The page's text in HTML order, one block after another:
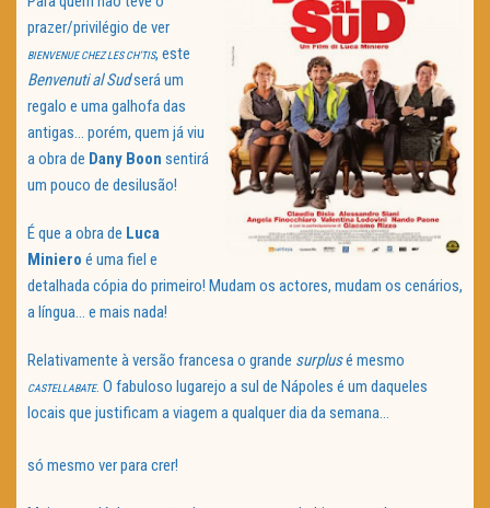
prazer/privilégio de ver
BIENVENUE CHEZ LES CH’TIS, este
Benvenuti al Sudserá um
regalo e uma galhofa das
antigas… porém, quem já viu
a obra de Dany Boon sentirá
um pouco de desilusão!
É que a obra de Luca
Miniero é uma fiel e
detalhada cópia do primeiro! Mudam os actores, mudam os cenários,
a língua… e mais nada!
Relativamente à versão francesa o grande surplusé mesmo
CASTELLABATE. O fabuloso lugarejo a sul de Nápoles é um daqueles
locais que justificam a viagem a qualquer dia da semana…
só mesmo ver para crer!